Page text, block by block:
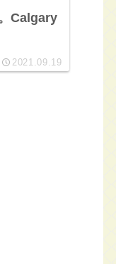
Calgary
2021.09.19